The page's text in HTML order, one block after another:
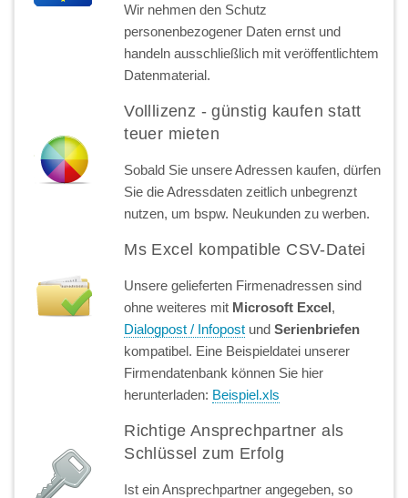
Wir nehmen den Schutz
personenbezogener Daten ernst und
handeln ausschließlich mit veröffentlichtem
Datenmaterial.
Volllizenz - günstig kaufen statt
teuer mieten
Sobald Sie unsere Adressen kaufen, dürfen
Sie die Adressdaten zeitlich unbegrenzt
nutzen, um bspw. Neukunden zu werben.
Ms Excel kompatible CSV-Datei
Unsere gelieferten Firmenadressen sind
ohne weiteres mit Microsoft Excel,
Dialogpost / Infopost undSerienbriefen
kompatibel. Eine Beispieldatei unserer
Firmendatenbank können Sie hier
herunterladen: Beispiel.xls
Richtige Ansprechpartner als
Schlüssel zum Erfolg
Ist ein Ansprechpartner angegeben, so